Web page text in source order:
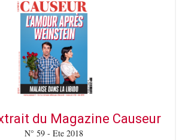
du Magazine Causeur
N° 59 - Ete 2018